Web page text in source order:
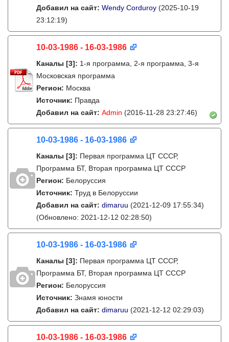
Добавил на сайт: Wendy Corduroy (2025-10-19
23:12:19)
10-03-1986 - 16-03-1986
Каналы [3]: 1-я программа, 2-я программа, 3-я
Московская программа
Регион: Москва
Источник: Правда
Добавил на сайт: Admin (2016-11-28 23:27:46)
10-03-1986 - 16-03-1986
Каналы [3]: Первая программа ЦТ СССР,
Программа БТ, Вторая программа ЦТ СССР
Регион: Белоруссия
Источник: Труд в Белоруссии
Добавил на сайт: dimaruu (2021-12-09 17:55:34)
(Обновлено: 2021-12-12 02:28:50)
10-03-1986 - 16-03-1986
Каналы [3]: Первая программа ЦТ СССР,
Программа БТ, Вторая программа ЦТ СССР
Регион: Белоруссия
Источник: Знамя юности
Добавил на сайт: dimaruu (2021-12-12 02:29:03)
10-03-1986 - 16-03-1986